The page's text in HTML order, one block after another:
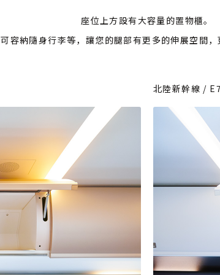
座位上方設有大容量的置物櫃。
可容納隨身行李等，讓您的腿部有更多的伸展空間，
北陸新幹線 /